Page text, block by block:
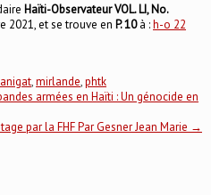
Haïti-Observateur VOL. LI, No.
2021, et se trouve en P. 10à :h-o 22
,mirlande,phtk
armées en Haïti : Un génocide en
par la FHF Par Gesner Jean Marie →